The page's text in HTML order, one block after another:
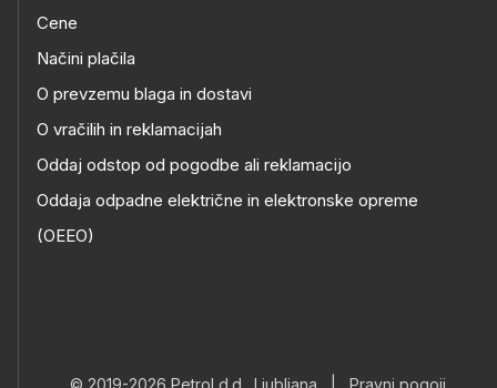
Cene
Načini plačila
O prevzemu blaga in dostavi
O vračilih in reklamacijah
Oddaj odstop od pogodbe ali reklamacijo
Oddaja odpadne električne in elektronske opreme
(OEEO)
© 2019-2026 Petrol d.d., Ljubljana Pravni pogoji